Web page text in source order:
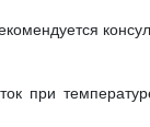
при